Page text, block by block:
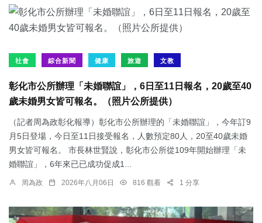
社會 綜合新聞 健康 旅遊 文教
彰化市公所辦理「未婚聯誼」，6日至11日報名，20歲至40
歲未婚男女皆可報名。（照片公所提供）
（記者周為政彰化報導）彰化市公所辦理的「未婚聯誼」，今年訂9
月5日登場，今日至11日接受報名，人數預定80人，20至40歲未婚
男女皆可報名。 市長林世賢說，彰化市公所從109年開始辦理「未
婚聯誼」，6年來已已成功促成1...
周為政 2026年八月06日 816 觀看 1 分享